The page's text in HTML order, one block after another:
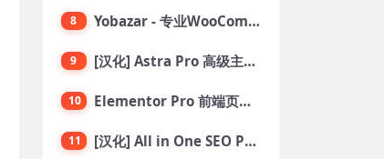
8 Yobazar - 专业WooCommerce WordPress主题，助力在线商店
9 [汉化] Astra Pro 高级主题模块页面扩展插件 v4.11.6
10 Elementor Pro 前端页面编辑构建器插件
11 [汉化] All in One SEO PRO v4.6.2 搜索引擎SEO优化WordPress插件